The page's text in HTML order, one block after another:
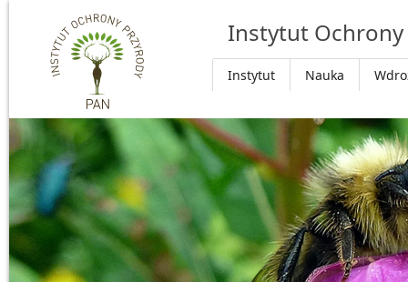
Przejdź do głównej treści
Instytut Ochrony
Instytut Nauka